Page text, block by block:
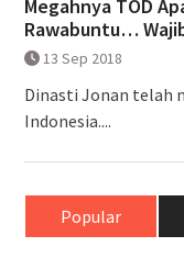
Megahnya TOD
Rawabuntu…
13 Sep 2018
Dinasti Jonan telah
Indonesia....
Popular